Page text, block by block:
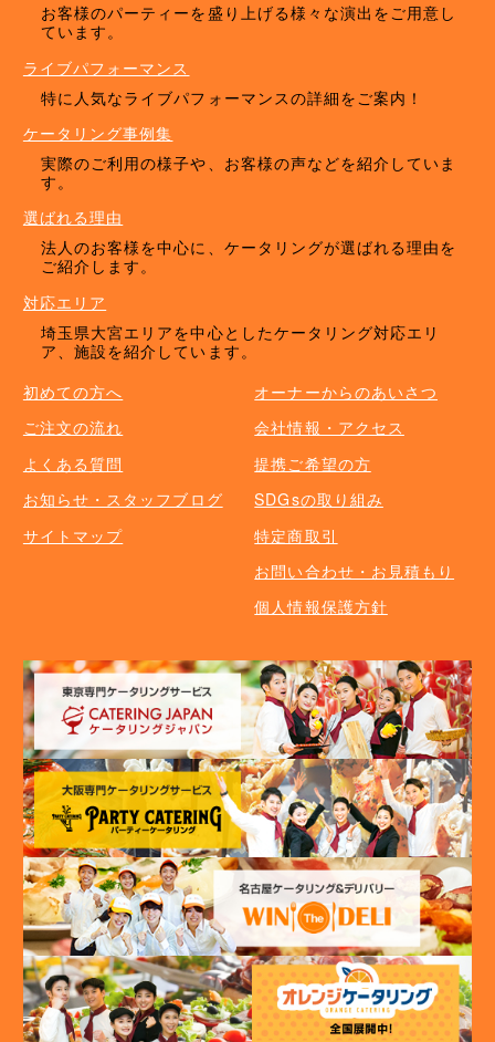
お客様のパーティーを盛り上げる様々な演出をご用意し
ています。
ライブパフォーマンス
特に人気なライブパフォーマンスの詳細をご案内！
ケータリング事例集
実際のご利用の様子や、お客様の声などを紹介していま
す。
選ばれる理由
法人のお客様を中心に、ケータリングが選ばれる理由を
ご紹介します。
対応エリア
埼玉県大宮エリアを中心としたケータリング対応エリ
ア、施設を紹介しています。
初めての方へ
ご注文の流れ
よくある質問
お知らせ・スタッフブログ
サイトマップ
オーナーからのあいさつ
会社情報・アクセス
提携ご希望の方
SDGsの取り組み
特定商取引
お問い合わせ・お見積もり
個人情報保護方針